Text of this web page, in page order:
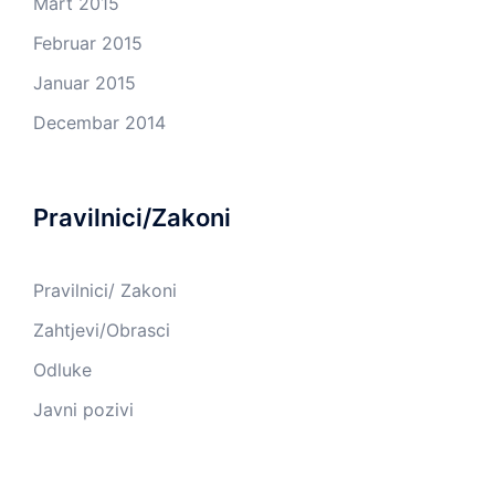
Februar 2015
Januar 2015
Decembar 2014
Pravilnici/Zakoni
Pravilnici/ Zakoni
Zahtjevi/Obrasci
Odluke
Javni pozivi